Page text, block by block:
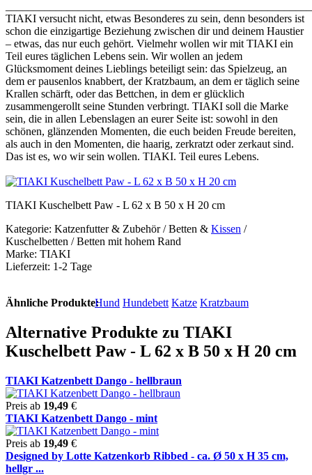
TIAKI versucht nicht, etwas Besonderes zu sein, denn besonders ist
schon die einzigartige Beziehung zwischen dir und deinem Haustier
– etwas, das nur euch gehört. Vielmehr wollen wir mit TIAKI ein
Teil eures täglichen Lebens sein. Wir wollen an jedem
Glücksmoment deines Lieblings beteiligt sein: das Spielzeug, an
dem er pausenlos knabbert, der Kratzbaum, an dem er täglich seine
Krallen schärft, oder das Bettchen, in dem er glücklich
zusammengerollt seine Stunden verbringt. TIAKI soll die Marke
sein, die in allen Lebenslagen an eurer Seite ist: sowohl in den
schönen, glänzenden Momenten, die euch beiden Freude bereiten,
als auch in den Momenten, die haarig, zerkratzt oder zerkaut sind.
Das ist es, wo wir sein wollen. TIAKI. Teil eures Lebens.
TIAKI Kuschelbett Paw - L 62 x B 50 x H 20 cm
Kategorie: Katzenfutter & Zubehör / Betten & Kissen /
Kuschelbetten / Betten mit hohem Rand
Marke: TIAKI
Lieferzeit: 1-2 Tage
Ähnliche Produkte:Hund Hundebett Katze Kratzbaum
Alternative Produkte zu TIAKI
Kuschelbett Paw - L 62 x B 50 x H 20 cm
TIAKI Katzenbett Dango - hellbraun
Preis ab 19,49 €
TIAKI Katzenbett Dango - mint
Preis ab 19,49 €
Designed by Lotte Katzenkorb Ribbed - ca. Ø 50 x H 35 cm,
hellgr ...